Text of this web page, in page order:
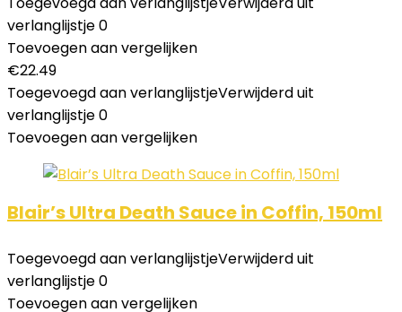
verlanglijstje0
Toevoegen aan vergelijken
€22.49
Toegevoegd aan verlanglijstjeVerwijderd uit
verlanglijstje0
Toevoegen aan vergelijken
Blair’s Ultra Death Sauce in Coffin, 150ml
Toegevoegd aan verlanglijstjeVerwijderd uit
verlanglijstje0
Toevoegen aan vergelijken